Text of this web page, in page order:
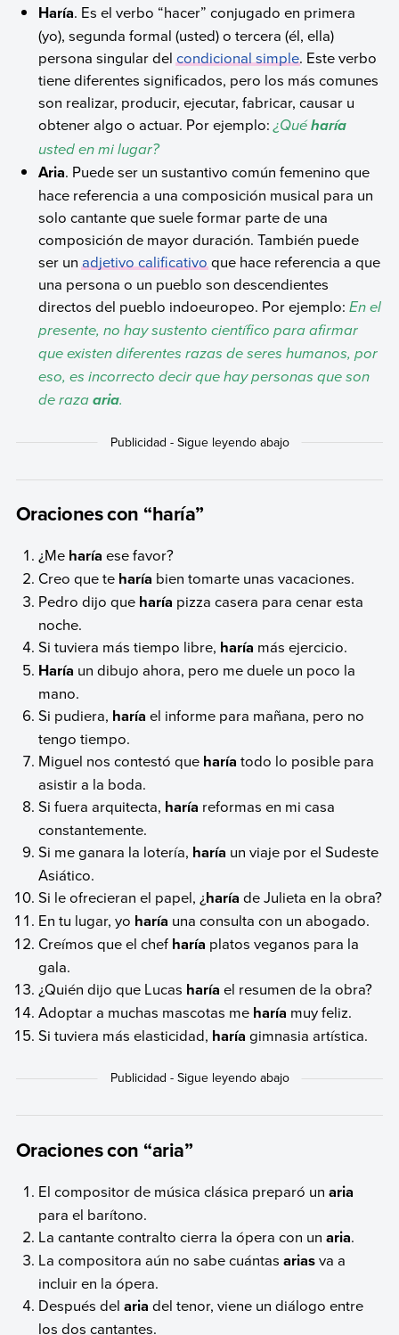
Haría. Es el verbo “hacer” conjugado en primera
(yo), segunda formal (usted) o tercera (él, ella)
persona singular delcondicional simple. Este verbo
tiene diferentes significados, pero los más comunes
son realizar, producir, ejecutar, fabricar, causar u
obtener algo o actuar. Por ejemplo:¿Quéharía
usted en mi lugar?
Aria. Puede ser un sustantivo común femenino que
hace referencia a una composición musical para un
solo cantante que suele formar parte de una
composición de mayor duración. También puede
ser unadjetivo calificativoque hace referencia a que
una persona o un pueblo son descendientes
directos del pueblo indoeuropeo. Por ejemplo:En el
presente, no hay sustento científico para afirmar
que existen diferentes razas de seres humanos, por
eso, es incorrecto decir que hay personas que son
de razaaria.
Oraciones con “haría”
¿Me haría ese favor?
Creo que te haría bien tomarte unas vacaciones.
Pedro dijo que haría pizza casera para cenar esta
noche.
Si tuviera más tiempo libre, haría más ejercicio.
Haría un dibujo ahora, pero me duele un poco la
mano.
Si pudiera, haría el informe para mañana, pero no
tengo tiempo.
Miguel nos contestó que haría todo lo posible para
asistir a la boda.
Si fuera arquitecta, haría reformas en mi casa
constantemente.
Si me ganara la lotería, haría un viaje por el Sudeste
Asiático.
Si le ofrecieran el papel, ¿haría de Julieta en la obra?
En tu lugar, yo haría una consulta con un abogado.
Creímos que el chef haría platos veganos para la
gala.
¿Quién dijo que Lucas haría el resumen de la obra?
Adoptar a muchas mascotas me haría muy feliz.
Si tuviera más elasticidad, haría gimnasia artística.
Oraciones con “aria”
El compositor de música clásica preparó unaria
para el barítono.
La cantante contralto cierra la ópera con unaria.
La compositora aún no sabe cuántasariasva a
incluir en la ópera.
Después delaria del tenor, viene un diálogo entre
los dos cantantes.